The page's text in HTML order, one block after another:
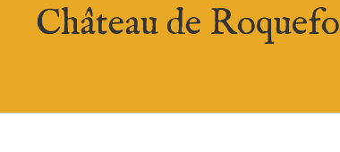
Château de